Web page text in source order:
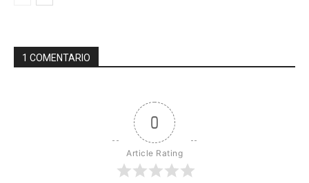
1 COMENTARIO
0
Article Rating